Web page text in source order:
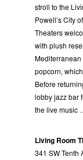
stroll to the
Powell’s City
Theaters
with plush
popcorn,
Before
lobby jazz bar
the live music
Living Room
341 SW Tenth